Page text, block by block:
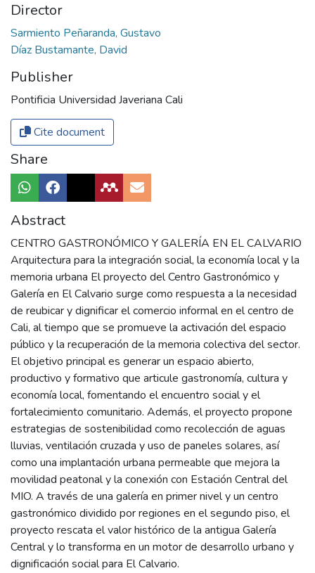
Director
Sarmiento Peñaranda, Gustavo
Díaz Bustamante, David
Publisher
Pontificia Universidad Javeriana Cali
Cite document
Share
Abstract
CENTRO GASTRONÓMICO Y GALERÍA EN EL CALVARIO
Arquitectura para la integración social, la economía local y la
memoria urbana El proyecto del Centro Gastronómico y
Galería en El Calvario surge como respuesta a la necesidad
de reubicar y dignificar el comercio informal en el centro de
Cali, al tiempo que se promueve la activación del espacio
público y la recuperación de la memoria colectiva del sector.
El objetivo principal es generar un espacio abierto,
productivo y formativo que articule gastronomía, cultura y
economía local, fomentando el encuentro social y el
fortalecimiento comunitario. Además, el proyecto propone
estrategias de sostenibilidad como recolección de aguas
lluvias, ventilación cruzada y uso de paneles solares, así
como una implantación urbana permeable que mejora la
movilidad peatonal y la conexión con Estación Central del
MIO. A través de una galería en primer nivel y un centro
gastronómico dividido por regiones en el segundo piso, el
proyecto rescata el valor histórico de la antigua Galería
Central y lo transforma en un motor de desarrollo urbano y
dignificación social para El Calvario.